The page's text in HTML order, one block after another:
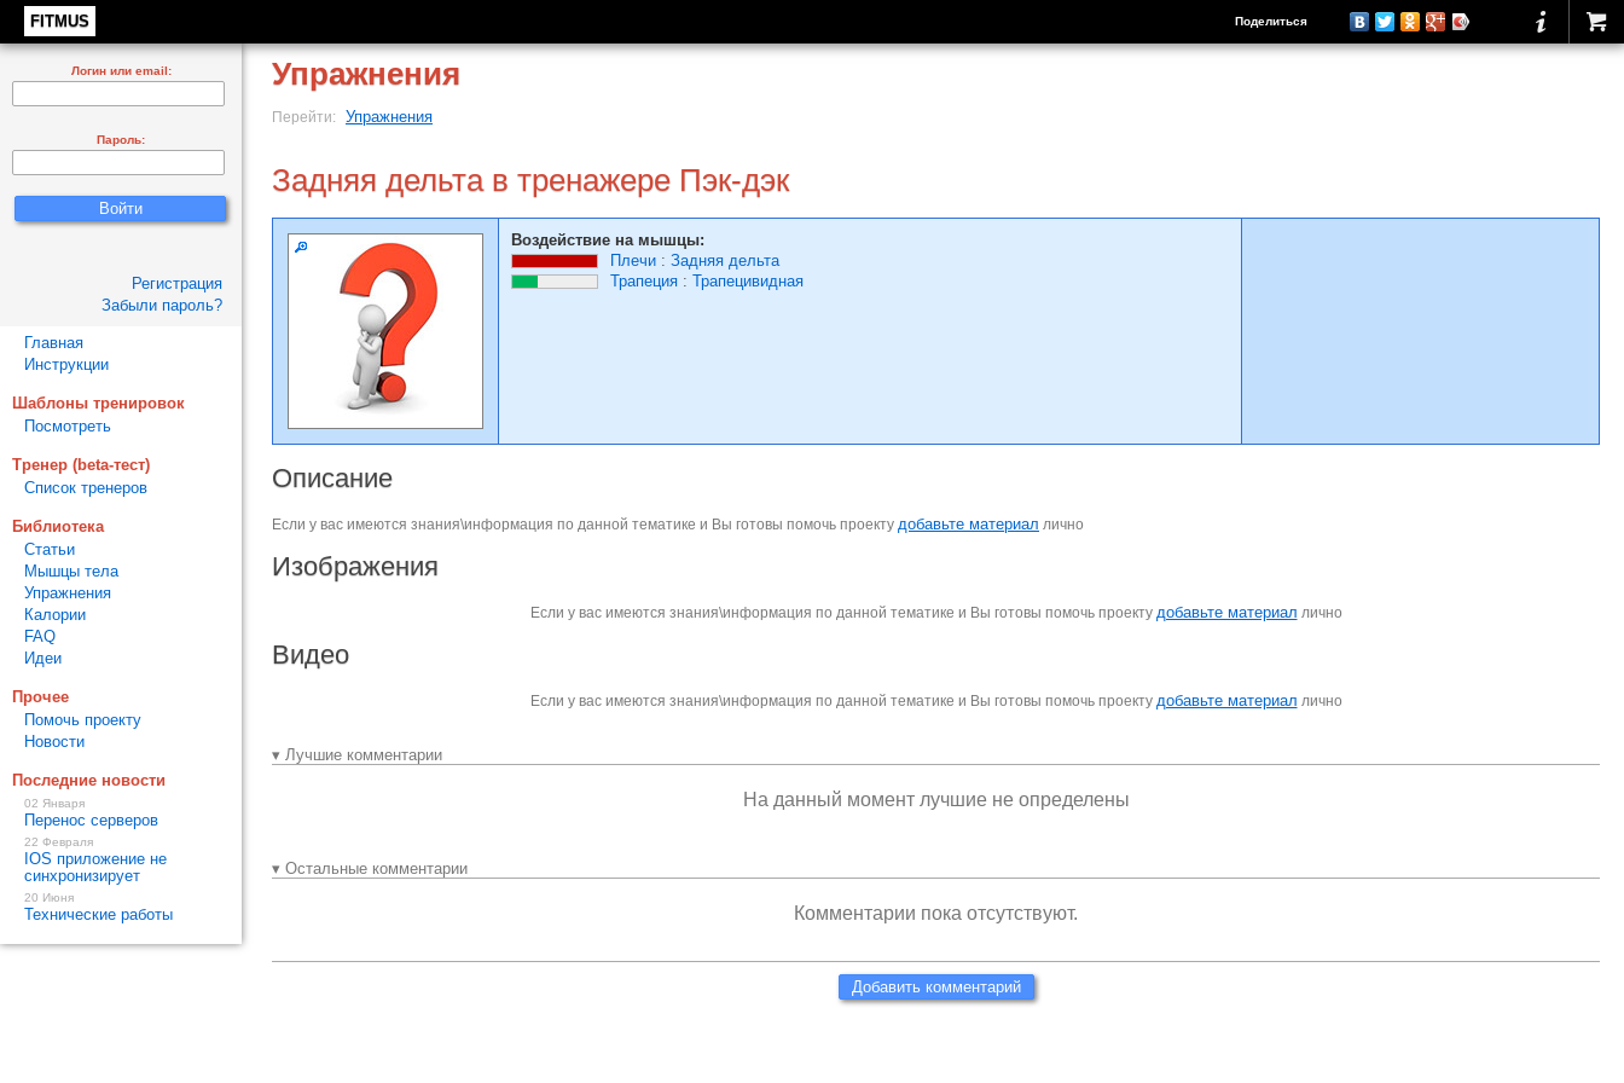
FITMUS Поделиться
Упражнения
Перейти: Упражнения
Задняя дельта в тренажере Пэк-дэк
Воздействие на мышцы:
Плечи : Задняя дельта
Трапеция : Трапецивидная
Описание
Если у вас имеются знания\информация по данной тематике и Вы готовы помочь проекту добавьте материал лично
Изображения
Если у вас имеются знания\информация по данной тематике и Вы готовы помочь проекту добавьте материал лично
Видео
Если у вас имеются знания\информация по данной тематике и Вы готовы помочь проекту добавьте материал лично
▾ Лучшие комментарии
На данный момент лучшие не определены
▾ Остальные комментарии
Комментарии пока отсутствуют.
Добавить комментарий
Логин или email:
Пароль:
Регистрация
Забыли пароль?
Главная
Инструкции
Шаблоны тренировок
Посмотреть
Тренер (beta-тест)
Список тренеров
Библиотека
Статьи
Мышцы тела
Упражнения
Калории
FAQ
Идеи
Прочее
Помочь проекту
Новости
Последние новости
02 Января
Перенос серверов
22 Февраля
IOS приложение не
синхронизирует
20 Июня
Технические работы